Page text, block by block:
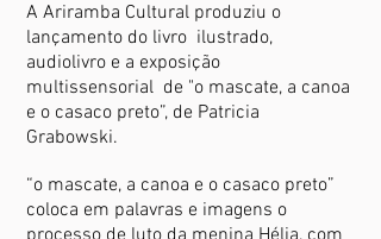
A Ariramba Cultural produziu o
lançamento do livro ilustrado,
audiolivro e a exposição
multissensorial de "o mascate, a canoa
e o casaco preto”, de Patricia
Grabowski.
“o mascate, a canoa e o casaco preto”
coloca em palavras e imagens o